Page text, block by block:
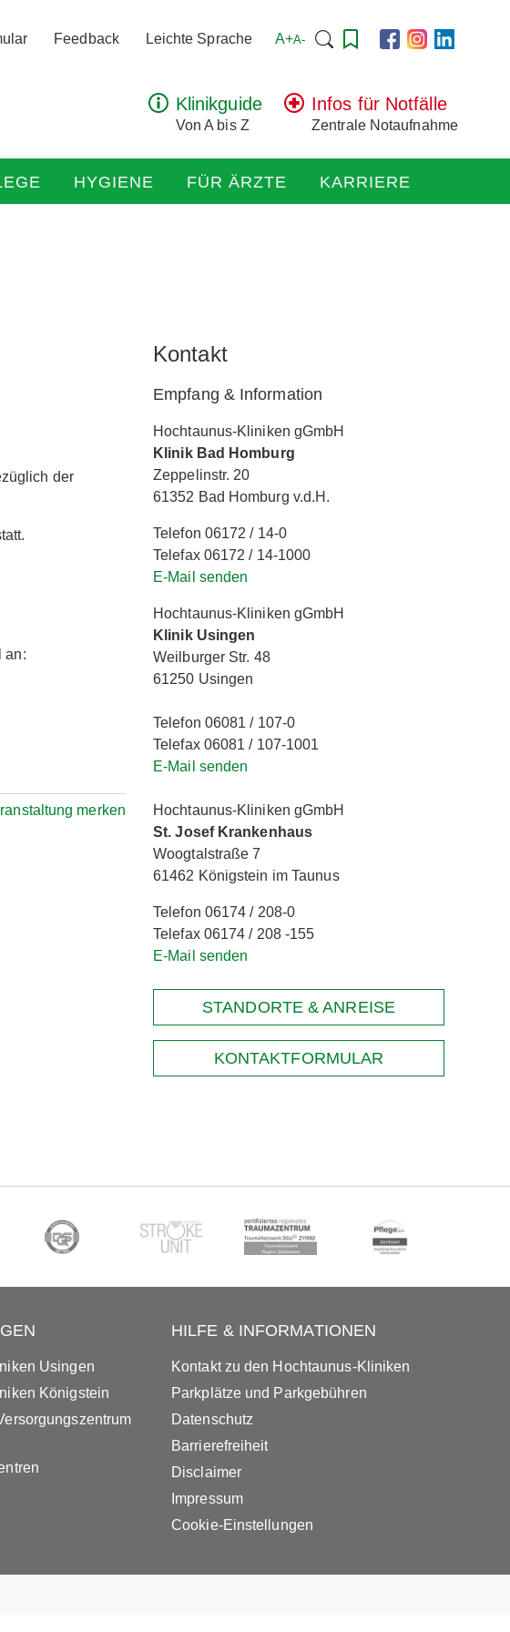
Feedback Leichte Sprache A+A- Suchen
Klinikguide
Von A bis Z
Infos für Notfälle
Zentrale Notaufnahme
HYGIENE FÜR ÄRZTE KARRIERE
der
an:
merken
Kontakt
Empfang & Information
Hochtaunus-Kliniken gGmbH
Klinik Bad Homburg
Zeppelinstr. 20
61352 Bad Homburg v.d.H.
Telefon 06172 / 14-0
Telefax 06172 / 14-1000
E-Mail senden
Hochtaunus-Kliniken gGmbH
Klinik Usingen
Weilburger Str. 48
61250 Usingen
Telefon 06081 / 107-0
Telefax 06081 / 107-1001
E-Mail senden
Hochtaunus-Kliniken gGmbH
St. Josef Krankenhaus
Woogtalstraße 7
61462 Königstein im Taunus
Telefon 06174 / 208-0
Telefax 06174 / 208 -155
E-Mail senden
STANDORTE & ANREISE
KONTAKTFORMULAR
Usingen
Königstein
HILFE & INFORMATIONEN
Kontakt zu den Hochtaunus-Kliniken
Parkplätze und Parkgebühren
Datenschutz
Barrierefreiheit
Disclaimer
Impressum
Cookie-Einstellungen